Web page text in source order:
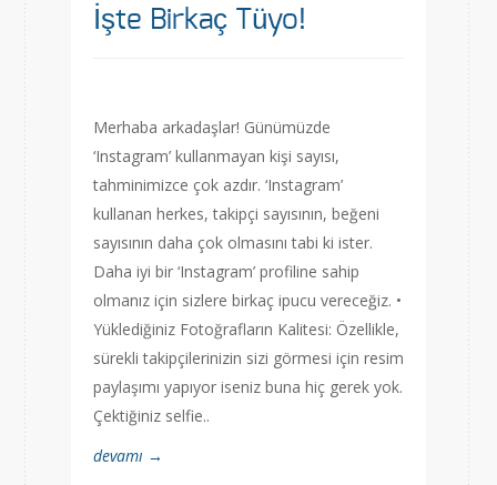
İşte Birkaç Tüyo!
Merhaba arkadaşlar! Günümüzde
‘Instagram’ kullanmayan kişi sayısı,
tahminimizce çok azdır. ‘Instagram’
kullanan herkes, takipçi sayısının, beğeni
sayısının daha çok olmasını tabi ki ister.
Daha iyi bir ‘Instagram’ profiline sahip
olmanız için sizlere birkaç ipucu vereceğiz. •
Yüklediğiniz Fotoğrafların Kalitesi: Özellikle,
sürekli takipçilerinizin sizi görmesi için resim
paylaşımı yapıyor iseniz buna hiç gerek yok.
Çektiğiniz selfie..
devamı →